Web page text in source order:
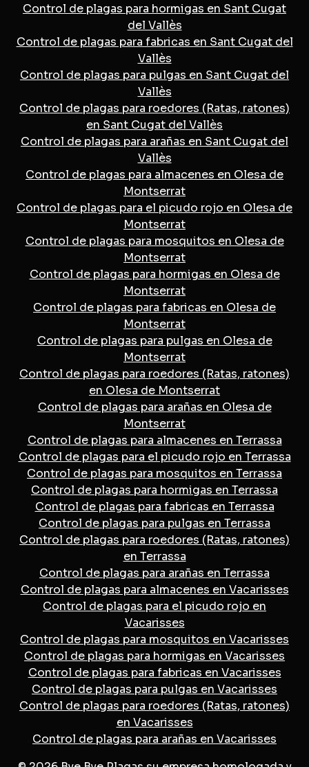
Control de plagas para hormigas en Sant Cugat
del Vallès
Control de plagas para fabricas en Sant Cugat del
Vallès
Control de plagas para pulgas en Sant Cugat del
Vallès
Control de plagas para roedores (Ratas, ratones)
en Sant Cugat del Vallès
Control de plagas para arañas en Sant Cugat del
Vallès
Control de plagas para almacenes en Olesa de
Montserrat
Control de plagas para el picudo rojo en Olesa de
Montserrat
Control de plagas para mosquitos en Olesa de
Montserrat
Control de plagas para hormigas en Olesa de
Montserrat
Control de plagas para fabricas en Olesa de
Montserrat
Control de plagas para pulgas en Olesa de
Montserrat
Control de plagas para roedores (Ratas, ratones)
en Olesa de Montserrat
Control de plagas para arañas en Olesa de
Montserrat
Control de plagas para almacenes en Terrassa
Control de plagas para el picudo rojo en Terrassa
Control de plagas para mosquitos en Terrassa
Control de plagas para hormigas en Terrassa
Control de plagas para fabricas en Terrassa
Control de plagas para pulgas en Terrassa
Control de plagas para roedores (Ratas, ratones)
en Terrassa
Control de plagas para arañas en Terrassa
Control de plagas para almacenes en Vacarisses
Control de plagas para el picudo rojo en
Vacarisses
Control de plagas para mosquitos en Vacarisses
Control de plagas para hormigas en Vacarisses
Control de plagas para fabricas en Vacarisses
Control de plagas para pulgas en Vacarisses
Control de plagas para roedores (Ratas, ratones)
en Vacarisses
Control de plagas para arañas en Vacarisses